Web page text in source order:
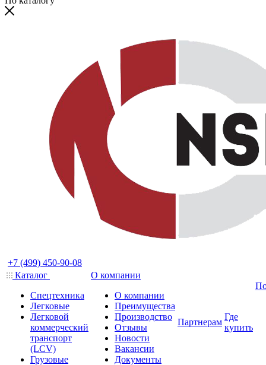
+7 (499) 450-90-08
Каталог
Спецтехника
Легковые
Легковой
коммерческий
транспорт
(LCV)
Грузовые
О компании
О компании
Преимущества
Производство
Отзывы
Новости
Вакансии
Документы
Партнерам
Где
купить